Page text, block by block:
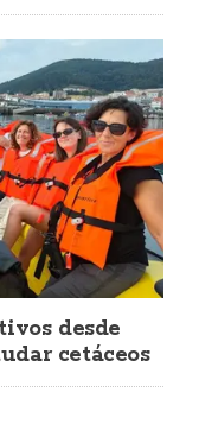
desde
cetáceos